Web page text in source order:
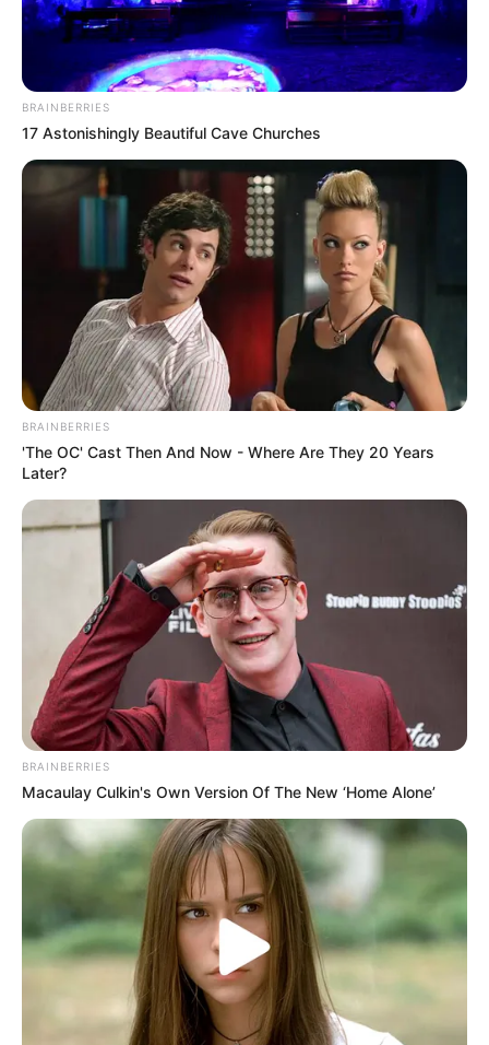
BRAINBERRIES
17 Astonishingly Beautiful Cave Churches
BRAINBERRIES
'The OC' Cast Then And Now - Where Are They 20 Years
Later?
BRAINBERRIES
Macaulay Culkin's Own Version Of The New ‘Home Alone’